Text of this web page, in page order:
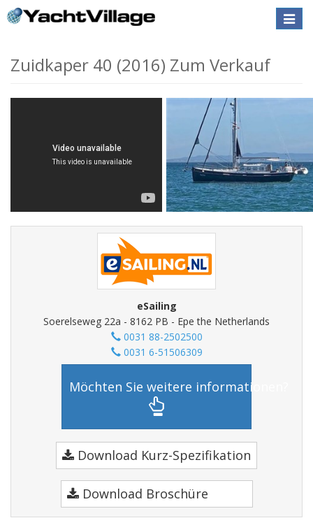
Toggle
Zuidkaper 40 (2016) Zum Verkauf
eSailing
Soerelseweg 22a - 8162 PB - Epe the Netherlands
0031 88-2502500
0031 6-51506309
Möchten Sie weitere informationen?
Download Kurz-Spezifikation
Download Broschüre